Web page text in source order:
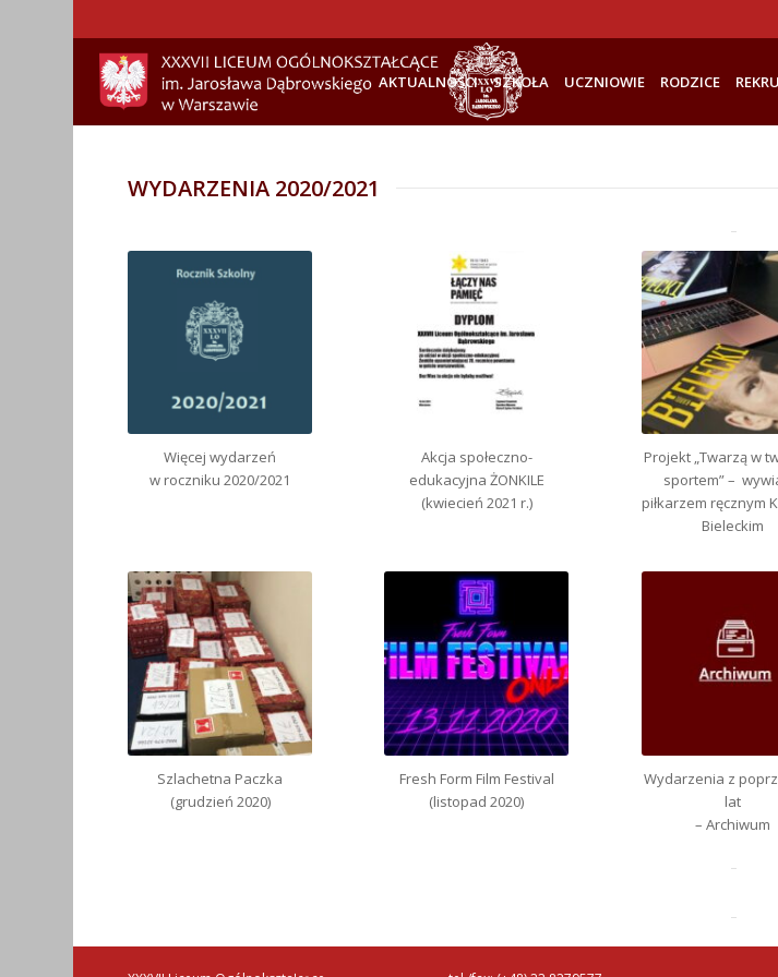
AKTUALNOŚCI SZKOŁA UCZNIOWIE RODZICE
WYDARZENIA 2020/2021
Więcej wydarzeń
w roczniku 2020/2021
Akcja społeczno-
edukacyjna ŻONKILE
(kwiecień 2021 r.)
Projekt „Twarzą w
sportem” –
piłkarzem ręcznym
Bieleckim
Szlachetna Paczka
(grudzień 2020)
Fresh Form Film Festival
(listopad 2020)
Wydarzenia z
lat
– Archiwum